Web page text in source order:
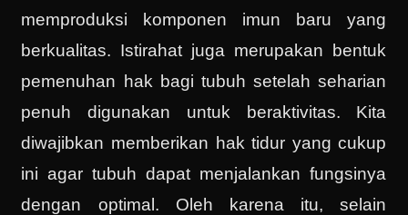
memproduksi komponen imun baru yang
berkualitas. Istirahat juga merupakan bentuk
pemenuhan hak bagi tubuh setelah seharian
penuh digunakan untuk beraktivitas. Kita
diwajibkan memberikan hak tidur yang cukup
ini agar tubuh dapat menjalankan fungsinya
dengan optimal. Oleh karena itu, selain